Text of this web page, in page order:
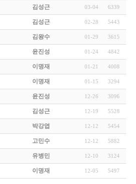
김성근 03-04 6339
김성근 02-28 5443
김왕수 01-29 3615
윤진성 01-24 4842
이명재 01-21 4008
이명재 01-15 3294
윤진성 12-26 3096
김성근 12-19 5528
박강엽 12-12 5454
고민수 12-12 5882
유병민 12-10 3124
이명재 12-05 5497